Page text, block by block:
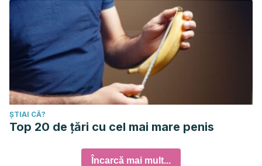
ȘTIAI CĂ?
Top 20 de țări cu cel mai mare penis
Încarcă mai mult...